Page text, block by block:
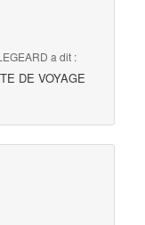
a dit :
DE VOYAGE